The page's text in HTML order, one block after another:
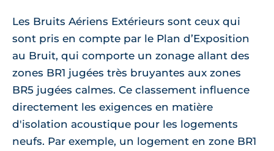
Les Bruits Aériens Extérieurs sont ceux qui
sont pris en compte par le Plan d’Exposition
au Bruit, qui comporte un zonage allant des
zones BR1 jugées très bruyantes aux zones
BR5 jugées calmes. Ce classement influence
directement les exigences en matière
d'isolation acoustique pour les logements
neufs. Par exemple, un logement en zone BR1